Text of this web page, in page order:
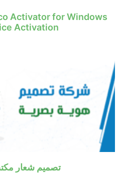
Activator for Windows
Activation
تصميم شعار